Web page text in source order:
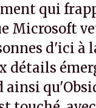
qui
Microsoft
d'ici à
détails
ainsi